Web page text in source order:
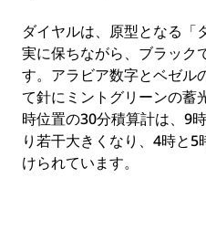
ダイヤルは、原型となる「
実に保ちながら、ブラック
す。アラビア数字とベゼル
て針にミントグリーンの蓄
時位置の30分積算計は、9
り若干大きくなり、4時と
けられています。